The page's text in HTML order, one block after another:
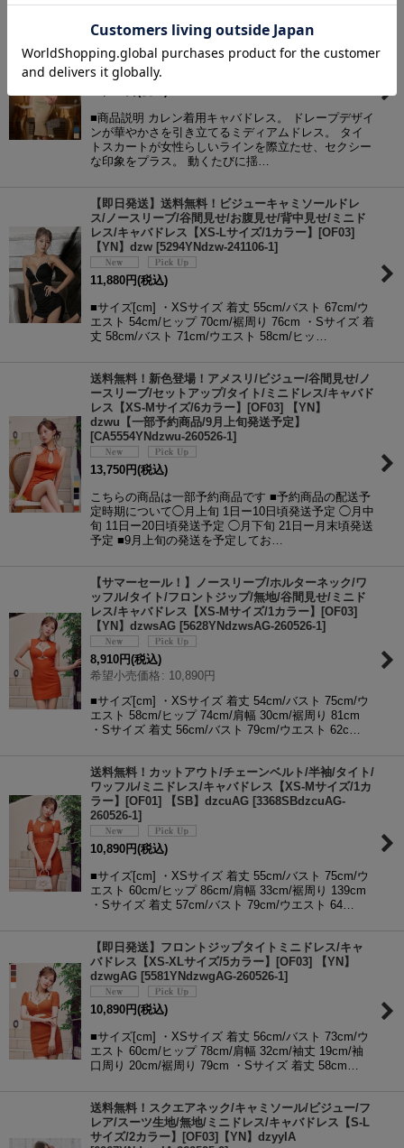
メ/無地/ストレッチ/タイト/セットアップ/ミディアム
ドレス/キャバドレス【S-Mサイズ/2カラー】[OF03]
【YN】dzwsFV [5958YNdzwsFV-260515-2]
■商品説明 カレン着用キャバドレス。 ドレープデザイ
ンが華やかさを引き立てるミディアムドレス。 タイ
トスカートが女性らしいラインを際立たせ、セクシー
な印象をプラス。 動くたびに揺…
【即日発送】送料無料！ビジューキャミソールドレ
ス/ノースリーブ/谷間見せ/お腹見せ/背中見せ/ミニド
レス/キャバドレス【XS-Lサイズ/1カラー】[OF03]
【YN】dzw [5294YNdzw-241106-1]
11,880 円(税込)
■サイズ[cm] ・XSサイズ 着丈 55cm/バスト 67cm/ウ
エスト 54cm/ヒップ 70cm/裾周り 76cm ・Sサイズ 着
丈 58cm/バスト 71cm/ウエスト 58cm/ヒッ…
送料無料！新色登場！アメスリ/ビジュー/谷間見せ/ノ
ースリーブ/セットアップ/タイト/ミニドレス/キャバド
レス【XS-Mサイズ/6カラー】[OF03] 【YN】
dzwu【一部予約商品/9月上旬発送予定】
[CA5554YNdzwu-260526-1]
13,750 円(税込)
こちらの商品は一部予約商品です ■予約商品の配送予
定時期について◯月上旬 1日ー10日頃発送予定 ◯月中
旬 11日ー20日頃発送予定 ◯月下旬 21日ー月末頃発送
予定 ■9月上旬の発送を予定してお…
【サマーセール！】ノースリーブ/ホルターネック/ワ
ッフル/タイト/フロントジップ/無地/谷間見せ/ミニド
レス/キャバドレス【XS-Mサイズ/1カラー】[OF03]
【YN】dzwsAG [5628YNdzwsAG-260526-1]
8,910 円(税込)
希望小売価格 : 10,890円
■サイズ[cm] ・XSサイズ 着丈 54cm/バスト 75cm/ウ
エスト 58cm/ヒップ 74cm/肩幅 30cm/裾周り 81cm
・Sサイズ 着丈 56cm/バスト 79cm/ウエスト 62c…
送料無料！カットアウト/チェーンベルト/半袖/タイト/
ワッフル/ミニドレス/キャバドレス【XS-Mサイズ/1カ
ラー】[OF01] 【SB】dzcuAG [3368SBdzcuAG-
260526-1]
10,890 円(税込)
■サイズ[cm] ・XSサイズ 着丈 55cm/バスト 75cm/ウ
エスト 60cm/ヒップ 86cm/肩幅 33cm/裾周り 139cm
・Sサイズ 着丈 57cm/バスト 79cm/ウエスト 64…
【即日発送】フロントジップタイトミニドレス/キャ
バドレス【XS-XLサイズ/5カラー】[OF03] 【YN】
dzwgAG [5581YNdzwgAG-260526-1]
10,890 円(税込)
■サイズ[cm] ・XSサイズ 着丈 56cm/バスト 73cm/ウ
エスト 60cm/ヒップ 78cm/肩幅 32cm/袖丈 19cm/袖
口周り 20cm/裾周り 79cm ・Sサイズ 着丈 58cm…
送料無料！スクエアネック/キャミソール/ビジュー/フ
レア/スーツ生地/無地/ミニドレス/キャバドレス【S-L
サイズ/2カラー】[OF03]【YN】dzyyIA